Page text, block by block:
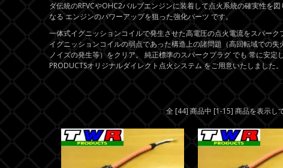
ダ伝統のRFVCやOHC2バルブエンジンに装着して点火系統の確実性を
なる エンジンのパワーアップを狙った強化パーツ です。
一体式イグニッションコイルで発生させた高電圧の点火電流をスパー
イグニッションコイルの弱点であった構造上の諸問題（高回転域での
ノイズの発生等）をクリア。 純正標準のスパークプラグ でも 常に安
PRODUCTSオリジナルダイレクト点火システム をご用意いたしました。
全 [44] 商品中 [1-15] 商品を表示し